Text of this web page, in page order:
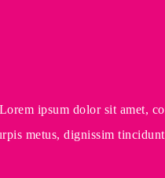
ipsum dolor sit amet,
metus, dignissim